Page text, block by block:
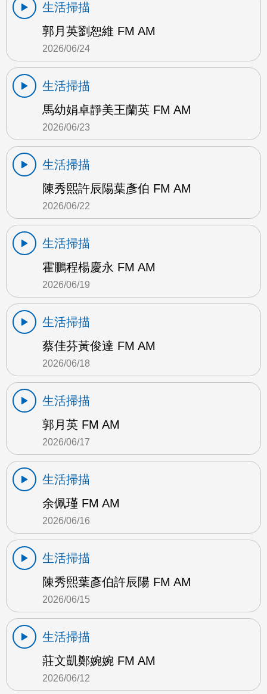
生活掃描
郭月英劉恕維 FM AM
2026/06/24
生活掃描
馬幼娟卓靜美王蘭英 FM AM
2026/06/23
生活掃描
陳秀熙許辰陽葉彥伯 FM AM
2026/06/22
生活掃描
霍鵬程楊慶永 FM AM
2026/06/19
生活掃描
蔡佳芬黃俊達 FM AM
2026/06/18
生活掃描
郭月英 FM AM
2026/06/17
生活掃描
余佩瑾 FM AM
2026/06/16
生活掃描
陳秀熙葉彥伯許辰陽 FM AM
2026/06/15
生活掃描
莊文凱鄭婉婉 FM AM
2026/06/12